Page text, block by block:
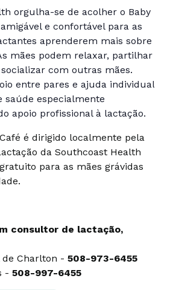
orgulha-se de acolher o Baby
e confortável para as
aprenderem mais sobre
mães podem relaxar, partilhar
com outras mães.
entre pares e ajuda individual
saúde especialmente
apoio profissional à lactação.
é dirigido localmente pela
da Southcoast Health
para as mães grávidas
consultor de lactação,
Charlton - 508-973-6455
- 508-997-6455